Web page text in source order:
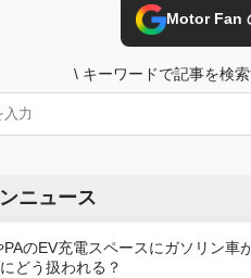
Motor Fan
\ キーワードで記事を検
ニュース
PAのEV充電スペースにガソリン車
どう扱われる？